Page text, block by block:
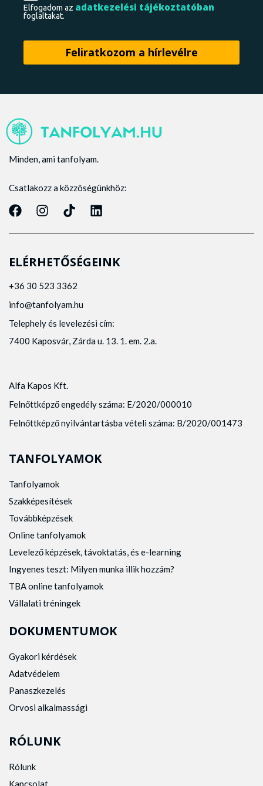
Elfogadom az adatkezelési tájékoztatóban
foglaltakat.
Minden, ami tanfolyam.
Csatlakozz a közzöségünkhöz:
ELÉRHETŐSÉGEINK
+36 30 523 3362
info@tanfolyam.hu
Telephely és levelezési cím:
7400 Kaposvár, Zárda u. 13. 1. em. 2.a.
Alfa Kapos Kft.
Felnőttképző engedély száma: E/2020/000010
Felnőttképző nyilvántartásba vételi száma: B/2020/001473
TANFOLYAMOK
Tanfolyamok
Szakképesítések
Továbbképzések
Online tanfolyamok
Levelező képzések, távoktatás, és e-learning
Ingyenes teszt: Milyen munka illik hozzám?
TBA online tanfolyamok
Vállalati tréningek
DOKUMENTUMOK
Gyakori kérdések
Adatvédelem
Panaszkezelés
Orvosi alkalmassági
RÓLUNK
Rólunk
Kapcsolat